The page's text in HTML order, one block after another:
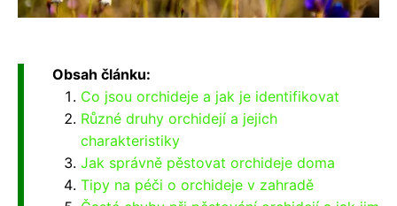
Obsah článku:
Co jsou orchideje a jak je identifikovat
Různé druhy orchidejí a jejich
charakteristiky
Jak správně pěstovat orchideje doma
Tipy na péči o orchideje v zahradě